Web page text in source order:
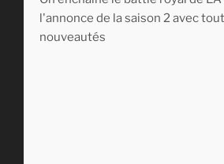
l'annonce de la saison 2 avec
nouveautés